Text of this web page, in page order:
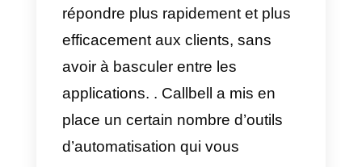
Callbellest une plateforme SaaS
B2B axée sur la communication
entre les entreprises et les clients
via des plateformes de
messagerie. C’est un outil de